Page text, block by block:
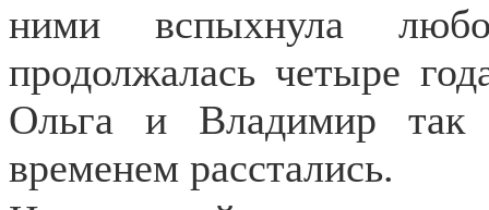
ними вспыхнула
продолжалась четыре
Ольга и Владимир так
временем расстались.